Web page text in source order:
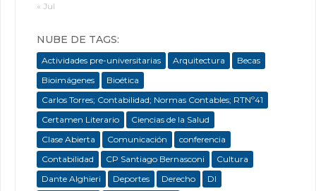
« Jul
NUBE DE TAGS:
Actividades pre-universitarias Arquitectura
Becas
Bioimágenes
Bioética
Carlos Torres; Contabilidad; Normas Contables; RTNº41
Certamen Literario
Ciencias de la Salud
Clase Abierta
Comunicación
conferencia
Contabilidad
CP Santiago Bernasconi
Cultura
Dante Alghieri
Deportes Derecho
DI